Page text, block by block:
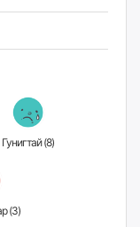
Гунигтай (8)
Үзэн ядмаар (3)